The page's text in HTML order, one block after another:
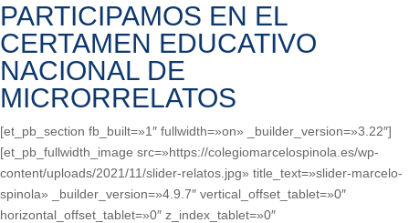
PARTICIPAMOS EN EL
CERTAMEN EDUCATIVO
NACIONAL DE
MICRORRELATOS
[et_pb_section fb_built=»1″ fullwidth=»on» _builder_version=»3.22″]
[et_pb_fullwidth_image src=»https://colegiomarcelospinola.es/wp-
content/uploads/2021/11/slider-relatos.jpg» title_text=»slider-marcelo-
spinola» _builder_version=»4.9.7″ vertical_offset_tablet=»0″
horizontal_offset_tablet=»0″ z_index_tablet=»0″